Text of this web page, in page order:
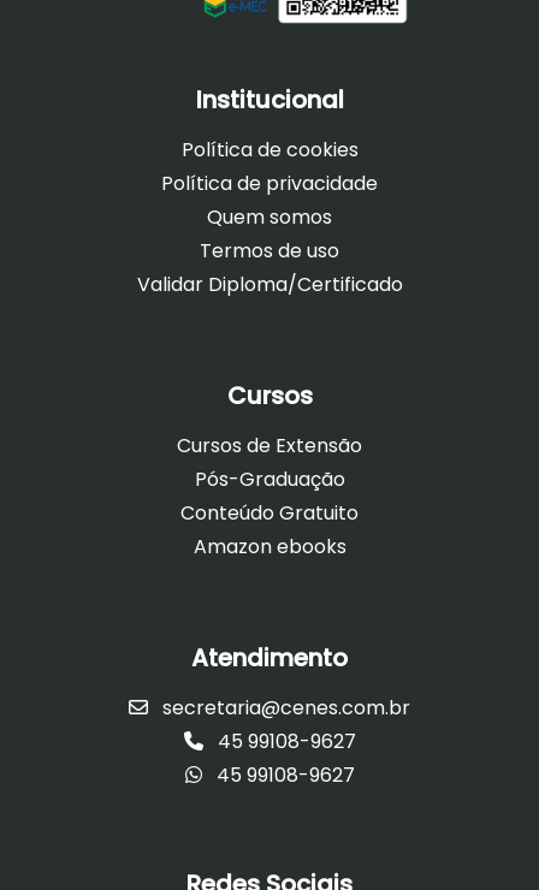
Institucional
Política de cookies
Política de privacidade
Quem somos
Termos de uso
Validar Diploma/Certificado
Cursos
Cursos de Extensão
Pós-Graduação
Conteúdo Gratuito
Amazon ebooks
Atendimento
secretaria@cenes.com.br
45 99108-9627
45 99108-9627